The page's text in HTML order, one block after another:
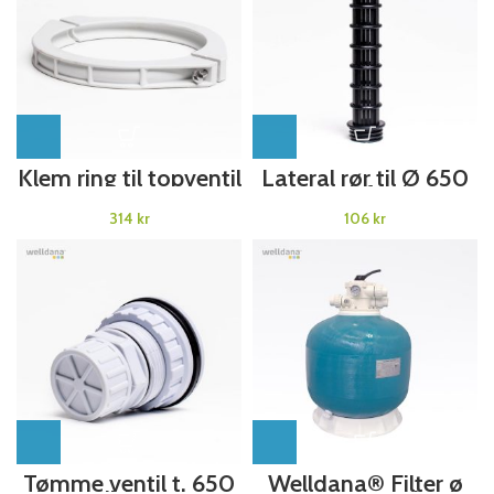
Klem ring til topventil
Welldana®
Sandfilter- grå fra
2016
kr
Lateral rør til Ø 650
mm filter
Welldana®Sandfilter
kr
Tømme ventil t. 650 Welldana® Filter ø